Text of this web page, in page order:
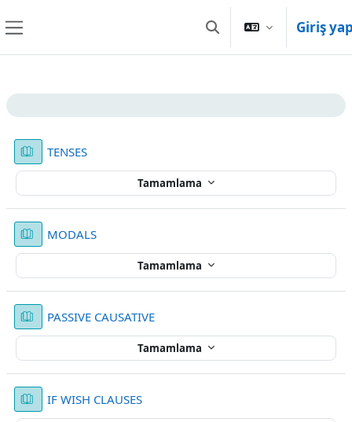
Arama girişini değiştir
Giriş
Bölüm anahatları
TENSESKitap
Tamamlama
MODALSKitap
Tamamlama
PASSIVE CAUSATIVEKitap
Tamamlama
IF WISH CLAUSESKitap